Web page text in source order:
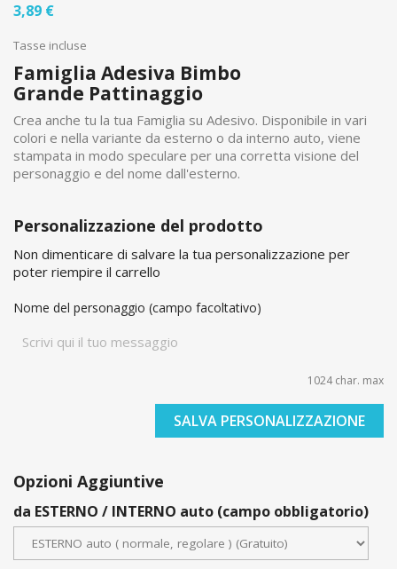
3,89 €
Tasse incluse
Famiglia Adesiva Bimbo
Grande Pattinaggio
Crea anche tu la tua Famiglia su Adesivo. Disponibile in vari
colori e nella variante da esterno o da interno auto, viene
stampata in modo speculare per una corretta visione del
personaggio e del nome dall'esterno.
Personalizzazione del prodotto
Non dimenticare di salvare la tua personalizzazione per
poter riempire il carrello
Nome del personaggio (campo facoltativo)
1024 char. max
SALVA PERSONALIZZAZIONE
Opzioni Aggiuntive
da ESTERNO / INTERNO auto (campo obbligatorio)